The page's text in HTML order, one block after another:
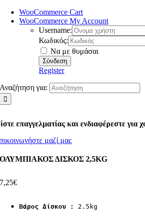
WooCommerce Cart
WooCommerce My Account
Username:
Κωδικός:
Να με θυμάσαι
Register
Αναζήτηση για:
επαγγελματίας και ενδιαφέρεστε για
μαζί μας
ΟΛΥΜΠΙΑΚΟΣ ΔΙΣΚΟΣ 2,5KG
7,25€
Βάρος Δίσκου :
2.5kg